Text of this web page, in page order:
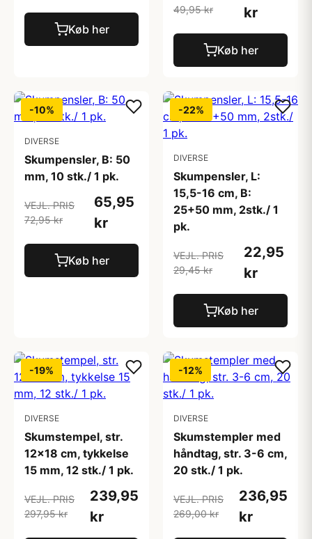
Køb her
49,95 kr
kr
Køb her
-10%
DIVERSE
Skumpensler, B: 50
mm, 10 stk./ 1 pk.
VEJL. PRIS
72,95 kr
65,95
kr
Køb her
-22%
DIVERSE
Skumpensler, L:
15,5-16 cm, B:
25+50 mm, 2stk./ 1
pk.
VEJL. PRIS
29,45 kr
22,95
kr
Køb her
-19%
DIVERSE
Skumstempel, str.
12x18 cm, tykkelse
15 mm, 12 stk./ 1 pk.
VEJL. PRIS
297,95 kr
239,95
kr
-12%
DIVERSE
Skumstempler med
håndtag, str. 3-6 cm,
20 stk./ 1 pk.
VEJL. PRIS
269,00 kr
236,95
kr